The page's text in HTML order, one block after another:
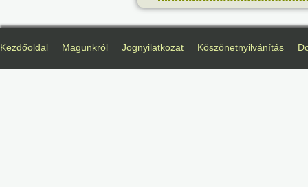
Kezdőoldal Magunkról Jognyilatkozat Köszönetnyilvánítás